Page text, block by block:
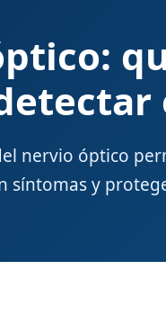
nervio óptico
síntomas y